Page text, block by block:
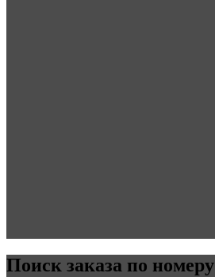
Поиск заказа по номеру